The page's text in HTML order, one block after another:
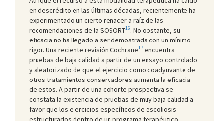
en descrédito en las últimas décadas, recientemente ha
experimentado un cierto renacer a raíz de las
recomendaciones de la SOSORT16. No obstante, su
eficacia no ha llegado a ser demostrada con un mínimo
rigor. Una reciente revisión Cochrane17 encuentra
pruebas de baja calidad a partir de un ensayo controlado
y aleatorizado de que el ejercicio como coadyuvante de
otros tratamientos conservadores aumenta la eficacia
de estos. A partir de una cohorte prospectiva se
constata la existencia de pruebas de muy baja calidad a
favor que los ejercicios específicos de escoliosis
estructurados dentro de un programa terapéutico